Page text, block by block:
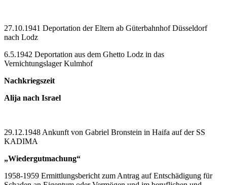
27.10.1941 Deportation der Eltern ab Güterbahnhof Düsseldorf
nach Lodz
6.5.1942 Deportation aus dem Ghetto Lodz in das
Vernichtungslager Kulmhof
Nachkriegszeit
Alija nach Israel
29.12.1948 Ankunft von Gabriel Bronstein in Haifa auf der SS
KADIMA
„Wiedergutmachung“
1958-1959 Ermittlungsbericht zum Antrag auf Entschädigung für